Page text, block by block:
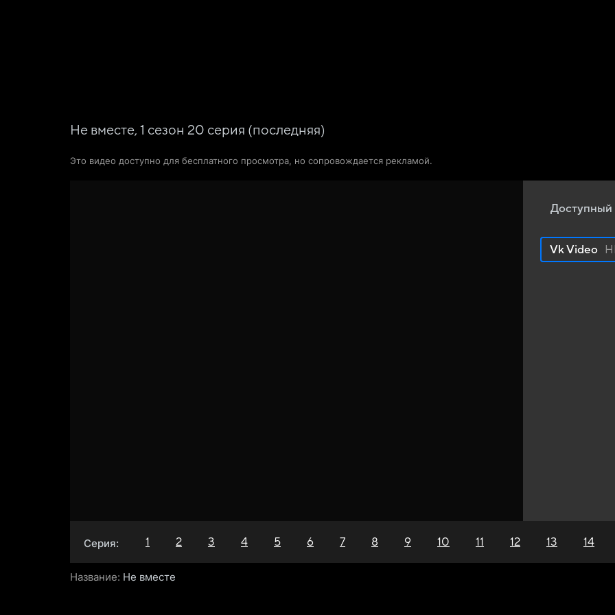
Не вместе, 1 сезон 20 серия (последняя)
Это видео доступно для бесплатного просмотра, но сопровождается рекламой.
Доступный
Vk Video
Серия: 1 2 3 4 5 6 7 8 9 10 11 12 13 14
Название: Не вместе